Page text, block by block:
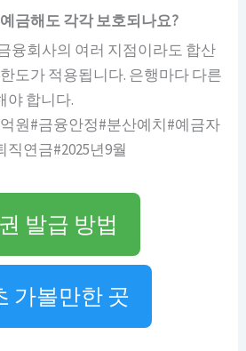
금해도 각각 보호되나요?
융회사의 여러 지점이라도 합산
도가 적용됩니다. 은행마다 다른
야 합니다.
원#금융안정#분산예치#예금자
연금#2025년9월
발급 방법
가볼만한 곳